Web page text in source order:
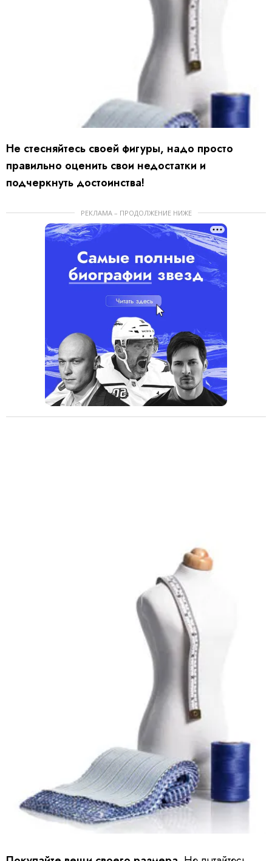
Не стесняйтесь своей фигуры, надо просто
правильно оценить свои недостатки и
подчеркнуть достоинства!
РЕКЛАМА – ПРОДОЛЖЕНИЕ НИЖЕ